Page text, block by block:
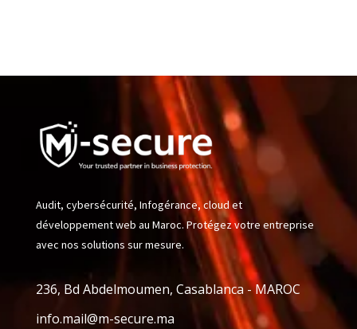
Audit, cybersécurité, Infogérance, cloud et
développement web au Maroc. Protégez votre entreprise
avec nos solutions sur mesure.
236, Bd Abdelmoumen, Casablanca - MAROC
info.mail@m-secure.ma